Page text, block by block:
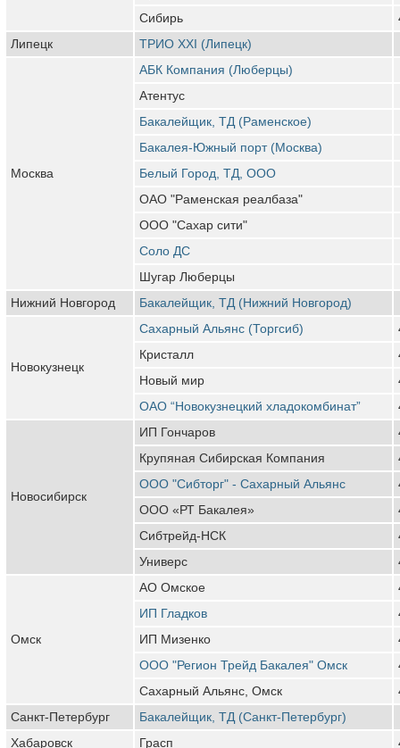
Сибирь
Липецк
ТРИО ХХI (Липецк)
Москва
АБК Компания (Люберцы)
Атентус
Бакалейщик, ТД (Раменское)
Бакалея-Южный порт (Москва)
Белый Город, ТД, ООО
ОАО "Раменская реалбаза"
ООО "Сахар сити"
Соло ДС
Шугар Люберцы
Нижний Новгород
Бакалейщик, ТД (Нижний Новгород)
Новокузнецк
Сахарный Альянс (Торгсиб)
Кристалл
Новый мир
ОАО “Новокузнецкий хладокомбинат”
Новосибирск
ИП Гончаров
Крупяная Сибирская Компания
ООО "Сибторг" - Сахарный Альянс
ООО «РТ Бакалея»
Сибтрейд-НСК
Универс
Омск
АО Омское
ИП Гладков
ИП Мизенко
ООО "Регион Трейд Бакалея" Омск
Сахарный Альянс, Омск
Санкт-Петербург
Бакалейщик, ТД (Санкт-Петербург)
Хабаровск
Грасп